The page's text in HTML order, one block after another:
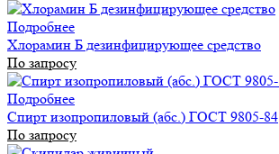
Подробнее
Хлорамин Б дезинфицирующее средство
По запросу
Подробнее
Спирт изопропиловый (абс.) ГОСТ 9805-84
По запросу